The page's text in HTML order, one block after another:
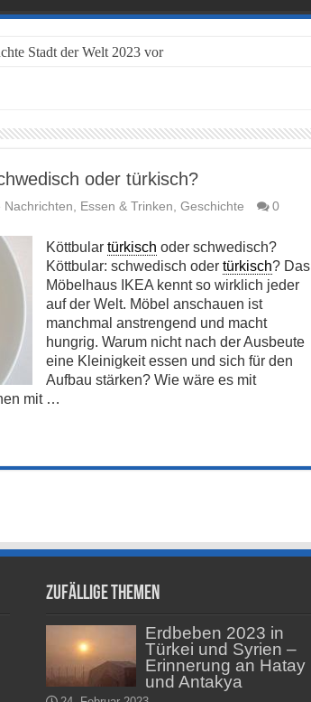
Stadt der Welt 2023 vor
oder türkisch?
Nachrichten, Essen & Trinken, Geschichte
0
Köttbular türkisch oder schwedisch?
Köttbular: schwedisch oder türkisch? Das
Möbelhaus IKEA kennt so wirklich jeder
auf der Welt. Möbel anschauen ist
manchmal anstrengend und macht
hungrig. Warum nicht nach der Ausbeute
eine Kleinigkeit essen und sich für den
Aufbau stärken? Wie wäre es mit
mit …
Zufällige Themen
Erdbeben 2023 in
Türkei und Syrien –
Erinnerung an Hatay
und Antakya